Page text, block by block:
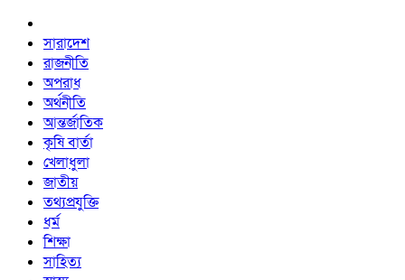
সারাদেশ
রাজনীতি
অপরাধ
অর্থনীতি
আন্তর্জাতিক
কৃষি বার্তা
খেলাধুলা
জাতীয়
তথ্যপ্রযুক্তি
ধর্ম
শিক্ষা
সাহিত্য